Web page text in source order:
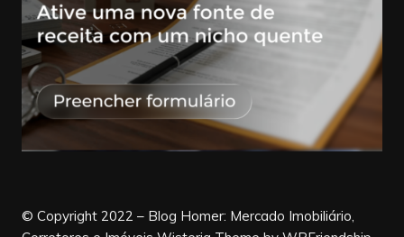
© Copyright 2022 – Blog Homer: Mercado Imobiliário,